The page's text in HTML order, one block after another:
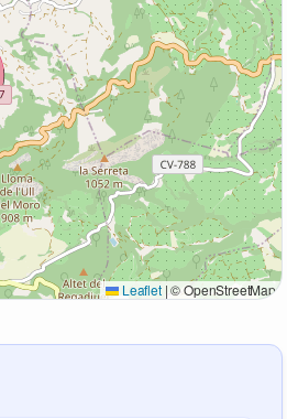
Leaflet |© OpenStreetMap